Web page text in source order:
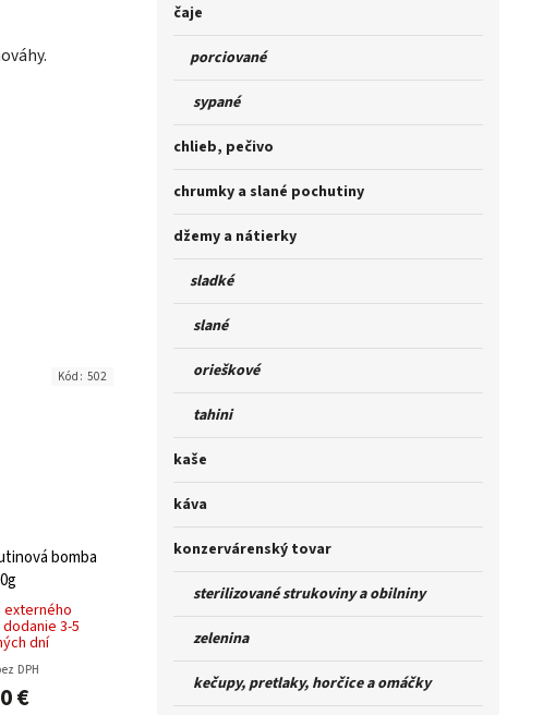
čaje
porciované
sypané
chlieb, pečivo
chrumky a slané pochutiny
džemy a nátierky
sladké
slané
orieškové
tahini
kaše
káva
konzervárenský tovar
sterilizované strukoviny a obilniny
zelenina
kečupy, pretlaky, horčice a omáčky
bomba
externého
3-5
dní
DPH
€
Kód: 502